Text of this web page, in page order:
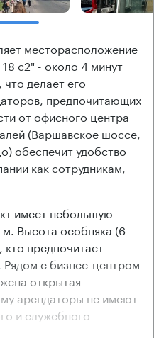
месторасположение
с2" - около 4 минут
делает его
предпочитающих
от офисного центра
(Варшавское шоссе,
обеспечит удобство
как сотрудникам,
имеет небольшую
Высота особняка (6
кто предпочитает
с бизнес-центром
открытая
арендаторы не имеют
и служебного